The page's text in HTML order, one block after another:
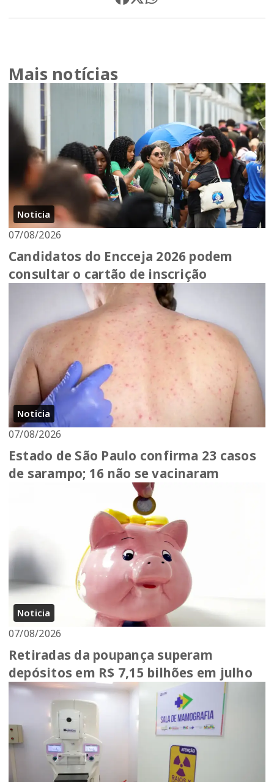
Mais notícias
Noticia
07/08/2026
Candidatos do Encceja 2026 podem
consultar o cartão de inscrição
Noticia
07/08/2026
Estado de São Paulo confirma 23 casos
de sarampo; 16 não se vacinaram
Noticia
07/08/2026
Retiradas da poupança superam
depósitos em R$ 7,15 bilhões em julho